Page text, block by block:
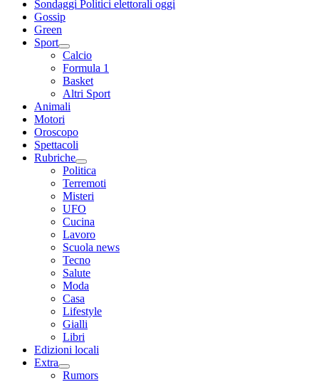
Sondaggi Politici elettorali oggi
Gossip
Green
Sport
Calcio
Formula 1
Basket
Altri Sport
Animali
Motori
Oroscopo
Spettacoli
Rubriche
Politica
Terremoti
Misteri
UFO
Cucina
Lavoro
Scuola news
Tecno
Salute
Moda
Casa
Lifestyle
Gialli
Libri
Edizioni locali
Extra
Rumors